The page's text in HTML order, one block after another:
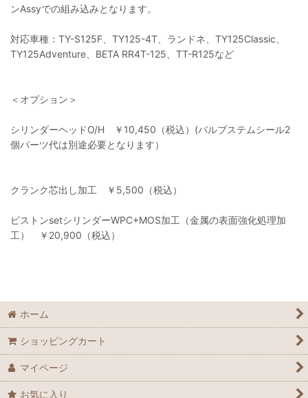
ンAssyでの組み込みとなります。
対応車種：TY-S125F、TY125-4T、ランドネ、TY125Classic、
TY125Adventure、BETA RR4T-125、TT-R125など
＜オプション＞
シリンダーヘッドO/H ￥10,450（税込）(バルブステムシール2
個パーツ代は別途必要となります）
クランク芯出し加工 ￥5,500（税込）
ピストンsetシリンダーWPC+MOS加工（金属の表面強化処理加
工） ￥20,900（税込）
ホーム
ショッピングカート
マイページ
お気に入り